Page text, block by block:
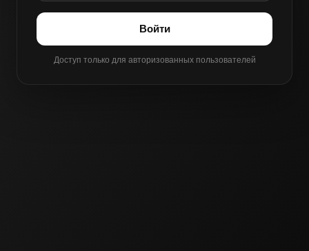
Войти
Доступ только для авторизованных пользователей